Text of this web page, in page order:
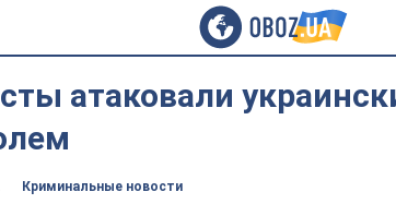
атаковали
Криминальные новости